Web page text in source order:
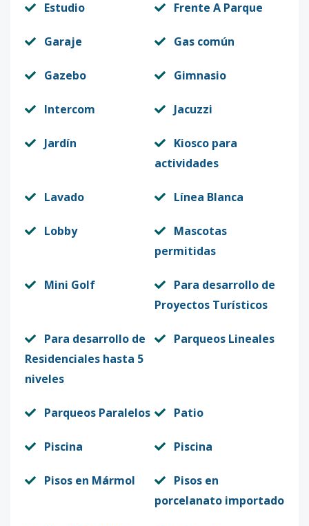
Estudio Frente A Parque
Garaje Gas común
Gazebo Gimnasio
Intercom Jacuzzi
Jardín
Kiosco para
actividades
Lavado Línea Blanca
Lobby
Mascotas
permitidas
Mini Golf
Para desarrollo de
Proyectos Turísticos
Para desarrollo de
Residenciales hasta 5
niveles
Parqueos Lineales
Parqueos Paralelos Patio
Piscina Piscina
Pisos en Mármol
Pisos en
porcelanato importado